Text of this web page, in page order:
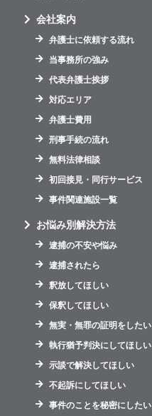
会社案内
弁護士に依頼する流れ
当事務所の強み
代表弁護士挨拶
対応エリア
弁護士費用
刑事手続の流れ
無料法律相談
初回接見・同行サービス
事件関連施設一覧
お悩み別解決方法
逮捕の不安や悩み
逮捕されたら
釈放してほしい
保釈してほしい
無実・無罪の証明をしたい
執行猶予判決にしてほしい
示談で解決してほしい
不起訴にしてほしい
事件のことを秘密にしたい